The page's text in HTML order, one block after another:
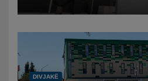
DIVJAKË